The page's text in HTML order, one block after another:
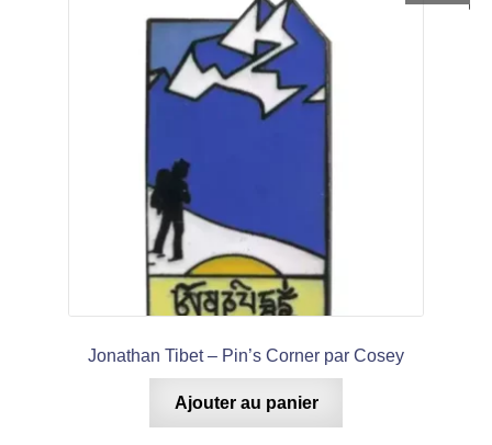
Jonathan Tibet – Pin’s Corner par Cosey
Ajouter au panier